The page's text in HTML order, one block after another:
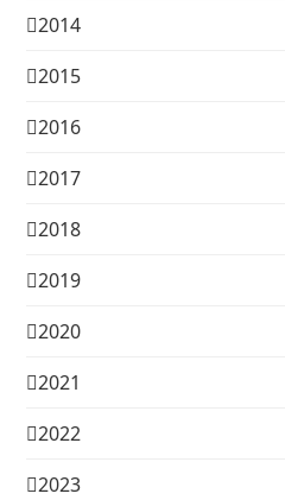
2014
2015
2016
2017
2018
2019
2020
2021
2022
2023